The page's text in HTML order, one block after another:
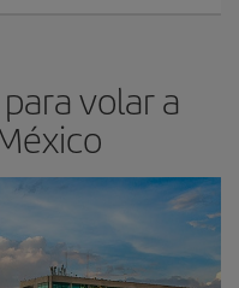
volar a